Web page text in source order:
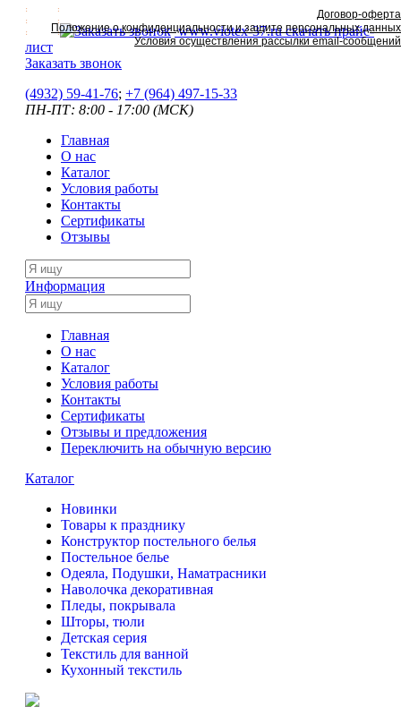
www.viotex-37.ruскачать прайс-
лист
Заказать звонок
(4932) 59-41-76; +7 (964) 497-15-33
ПН-ПТ: 8:00 - 17:00 (МСК)
Главная
О нас
Каталог
Условия работы
Контакты
Сертификаты
Отзывы
Информация
Главная
О нас
Каталог
Условия работы
Контакты
Сертификаты
Отзывы и предложения
Переключить на обычную версию
Каталог
Новинки
Товары к празднику
Конструктор постельного белья
Постельное белье
Одеяла, Подушки, Наматрасники
Наволочка декоративная
Пледы, покрывала
Шторы, тюли
Детская серия
Текстиль для ванной
Кухонный текстиль
Договор-оферта
Положение о конфиденциальности и защите персональных данных
Условия осуществления рассылки email-сообщений